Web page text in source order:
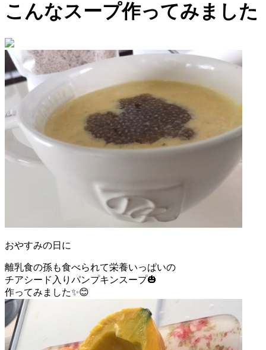
こんなスープ作ってみました
おやすみの日に
離乳食の孫も食べられて栄養いっぱいの
チアシード入りパンプキンスープ🎃
作ってみました✨😊